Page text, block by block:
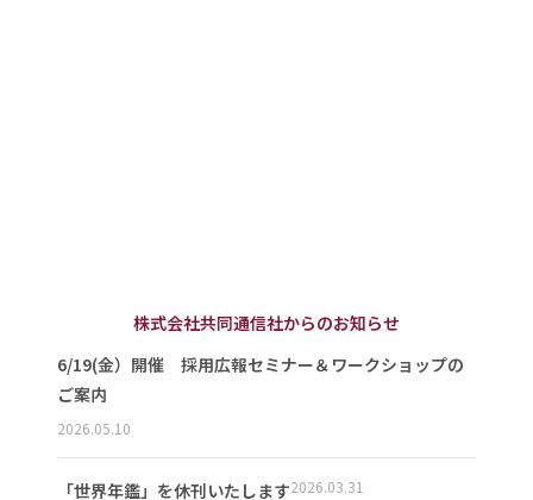
株式会社共同通信社からのお知らせ
6/19(金）開催 採用広報セミナー＆ワークショップの
ご案内
2026.05.10
「世界年鑑」を休刊いたします2026.03.31